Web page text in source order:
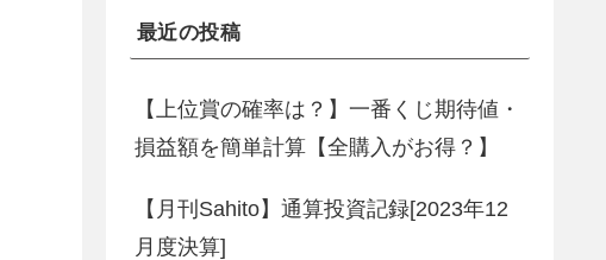
最近の投稿
【上位賞の確率は？】一番くじ期待値・
損益額を簡単計算【全購入がお得？】
【月刊Sahito】通算投資記録[2023年12
月度決算]